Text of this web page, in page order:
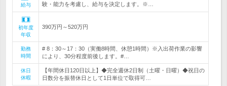
給与
験・能力を考慮し、給与を決定します。※…
初年度
年収
390万円～520万円
勤務
時間
# 8：30～17：30（実働8時間、休憩1時間）※入出荷作業の影響
により、30分程度前後します。#…
休日
休暇
【年間休日120日以上】◆完全週休2日制（土曜・日曜）◆祝日の
日数分を振替休日として1日単位で取得可…